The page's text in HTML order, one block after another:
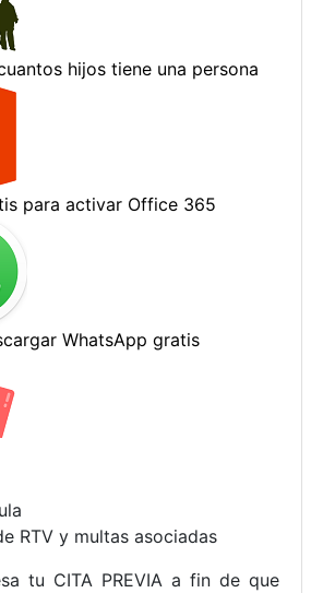
RTV y multas asociadas
tu CITA PREVIA a fin de que